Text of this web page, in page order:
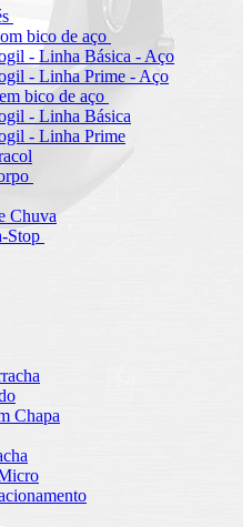
bico de aço
- Linha Básica - Aço
- Linha Prime - Aço
bico de aço
- Linha Básica
- Linha Prime
Chuva
Stop
Chapa